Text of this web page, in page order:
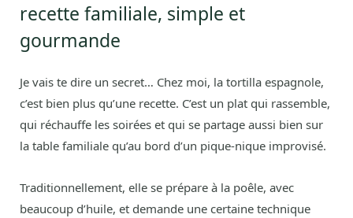
recette familiale, simple et
gourmande
Je vais te dire un secret… Chez moi, la tortilla espagnole,
c’est bien plus qu’une recette. C’est un plat qui rassemble,
qui réchauffe les soirées et qui se partage aussi bien sur
la table familiale qu’au bord d’un pique-nique improvisé.
Traditionnellement, elle se prépare à la poêle, avec
beaucoup d’huile, et demande une certaine technique